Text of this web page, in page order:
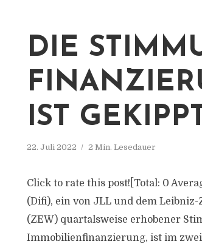
DIE
IST
22. Juli 2022 2 Min. Lesedauer
Click to rate this post![Total: 0
(Difi), ein von JLL und dem
(ZEW) quartalsweise erhobener
Immobilienfinanzierung, ist im